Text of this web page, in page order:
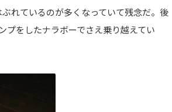
れているのが多くなっていて残念だ。後
プをしたナラボーでさえ乗り越えてい